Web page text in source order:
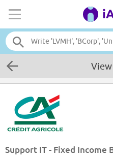
Support IT - Fixed Income